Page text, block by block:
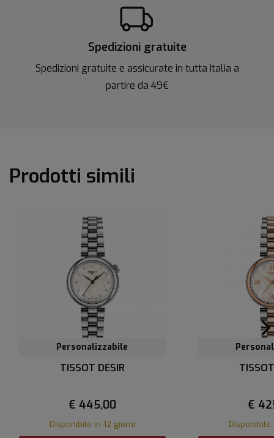
Spedizioni gratuite
Spedizioni gratuite e assicurate in tutta Italia a
partire da 49€
Prodotti simili
Personalizzabile
TISSOT DESIR
€ 445,00
Disponibile in 12 giorni
€
Disponibile